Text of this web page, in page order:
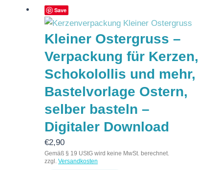
Save
Kleiner Ostergruss –
Verpackung für Kerzen,
Schokolollis und mehr,
Bastelvorlage Ostern,
selber basteln –
Digitaler Download
€2,90
Gemäß § 19 UStG wird keine MwSt. berechnet.
zzgl. Versandkosten